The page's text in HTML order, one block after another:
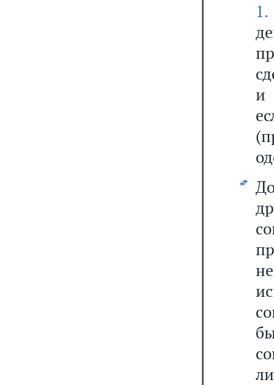
1.
и